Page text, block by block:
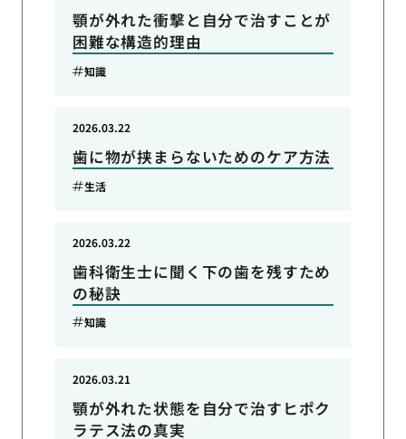
顎が外れた衝撃と自分で治すことが
困難な構造的理由
知識
歯に物が挟まらないためのケア方法
2026.03.22
生活
歯科衛生士に聞く下の歯を残すため
の秘訣
2026.03.22
知識
顎が外れた状態を自分で治すヒポク
ラテス法の真実
2026.03.21